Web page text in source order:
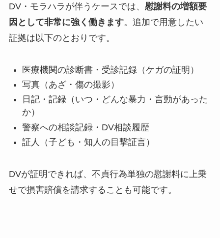
DV・モラハラが伴うケースでは、 慰謝料の増額要
因として非常に強く働きます。追加で用意したい
証拠は以下のとおりです。
医療機関の診断書・受診記録（ケガの証明）
写真（あざ・傷の撮影）
日記・記録（いつ・どんな暴力・言動があった
か）
警察への相談記録・DV相談履歴
証人（子ども・知人の目撃証言）
DVが証明できれば、不貞行為単独の慰謝料に上乗
せで損害賠償を請求することも可能です。